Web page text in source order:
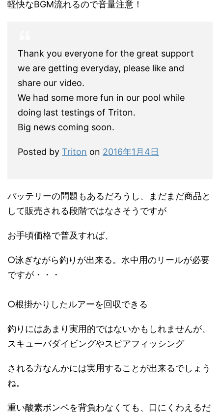
軽快なBGM流れるので音量注意！
Thank you everyone for the great support
we are getting everyday, please like and
share our video.
We had some more fun in our pool while
doing last testings of Triton.
Big news coming soon.
Posted by Triton on 2016年1月4日
バッテリーの問題もあるだろうし、まだまだ商品と
して販売される段階ではなさそうですが
お手頃価格で普及すれば、
○泳ぎながら釣りが出来る。水中用のリールが必要
ですが・・・
○根掛かりしたルアーを回収できる
釣りにはあまり実用的ではないかもしれませんが、
スキューバダイビングやスピアフィッシング
される方なんかには実用することが出来るでしょう
ね。
重い酸素ボンベを背負わなくても、口にくわえるだ